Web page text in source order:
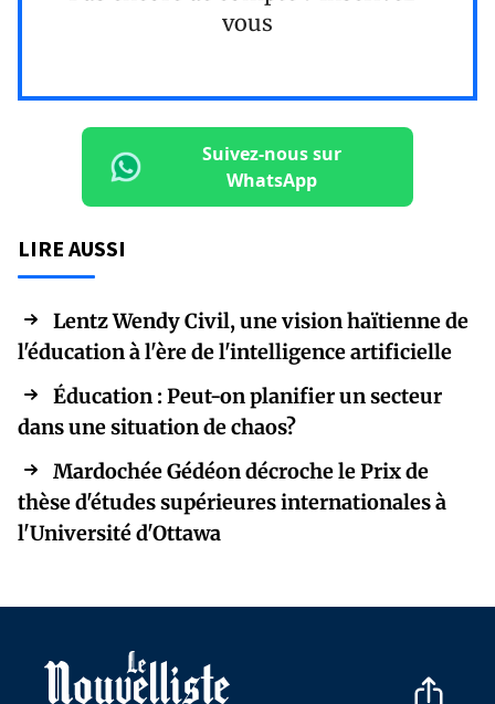
vous
Suivez-nous sur
WhatsApp
LIRE AUSSI
Lentz Wendy Civil, une vision haïtienne de
l'éducation à l'ère de l'intelligence artificielle
Éducation : Peut-on planifier un secteur
dans une situation de chaos?
Mardochée Gédéon décroche le Prix de
thèse d'études supérieures internationales à
l'Université d'Ottawa